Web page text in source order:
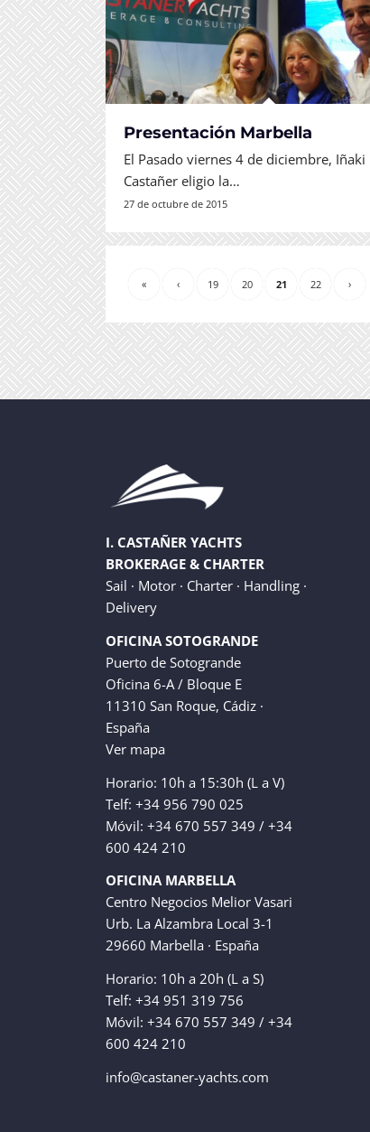
Presentación Marbella
El Pasado viernes 4 de diciembre, Iñaki
Castañer eligio la…
27 de octubre de 2015
« ‹ 19 20 21 22 ›
I. CASTAÑER YACHTS
BROKERAGE & CHARTER
Sail · Motor · Charter · Handling ·
Delivery
OFICINA SOTOGRANDE
Puerto de Sotogrande
Oficina 6-A / Bloque E
11310 San Roque, Cádiz ·
España
Ver mapa
Horario: 10h a 15:30h (L a V)
Telf: +34 956 790 025
Móvil: +34 670 557 349 / +34
600 424 210
OFICINA MARBELLA
Centro Negocios Melior Vasari
Urb. La Alzambra Local 3-1
29660 Marbella · España
Horario: 10h a 20h (L a S)
Telf: +34 951 319 756
Móvil: +34 670 557 349 / +34
600 424 210
info@castaner-yachts.com